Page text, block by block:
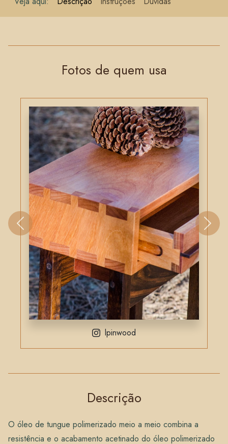
Fotos de quem usa
lpinwood
Previous Next
Descrição
O óleo de tungue polimerizado meio a meio combina a
resistência e o acabamento acetinado do óleo polimerizado